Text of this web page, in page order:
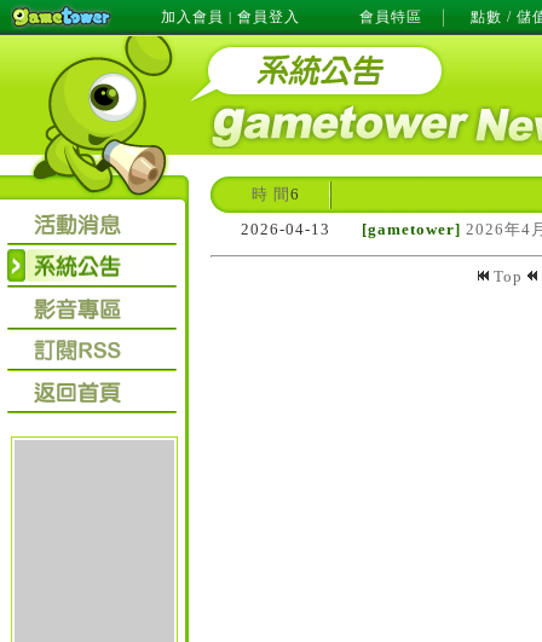
加入會員 | 會員登入 會員特區 點數 / 儲
時 間 6
2026-04-13
[gametower] 2026年4
Top